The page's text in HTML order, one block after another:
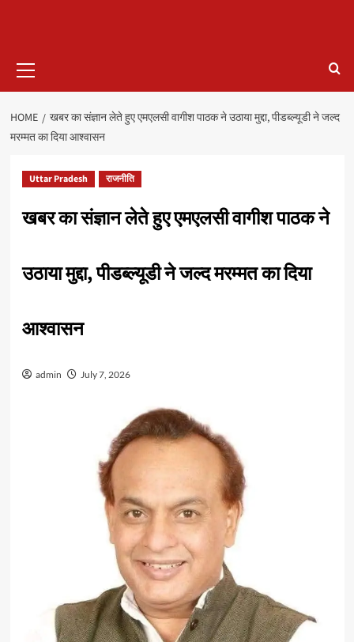
Menu
HOME
खबर का संज्ञान लेते हुए एमएलसी वागीश पाठक ने उठाया मुद्दा, पीडब्ल्यूडी ने जल्द
मरम्मत का दिया आश्वासन
Uttar Pradesh राजनीति
खबर का संज्ञान लेते हुए एमएलसी वागीश पाठक ने
उठाया मुद्दा, पीडब्ल्यूडी ने जल्द मरम्मत का दिया
आश्वासन
admin July 7, 2026